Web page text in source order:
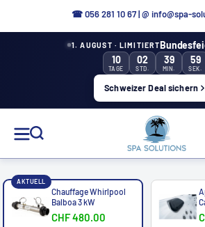
☎ 056 281 10 67|@ info@spa-
1. AUGUST · LIMITIERT
10
TAGE
02
STD.
39
MIN.
58
SEK.
Schweizer Deal sichern
Solutions
de
AKTUELL
Chauffage Whirlpool
Balboa 3 kW
CHF 480.00